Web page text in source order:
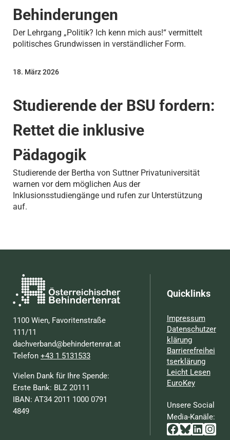
Behinderungen
Der Lehrgang „Politik? Ich kenn mich aus!“ vermittelt
politisches Grundwissen in verständlicher Form.
Studierende der BSU fordern:
Rettet die inklusive
Pädagogik
18. März 2026
Studierende der Bertha von Suttner Privatuniversität
warnen vor dem möglichen Aus der
Inklusionsstudiengänge und rufen zur Unterstützung
auf.
1100 Wien, Favoritenstraße
111/11
dachverband@behindertenrat.at
Telefon+43 1 5131533
Vielen Dank für Ihre Spende:
Erste Bank: BLZ 20111
IBAN: AT34 2011 1000 0791
4849
Quicklinks
Impressum
Datenschutzer
klärung
Barrierefreihei
tserklärung
Leicht Lesen
EuroKey
Unsere Social
Media-Kanäle:
Facebook
Bluesky